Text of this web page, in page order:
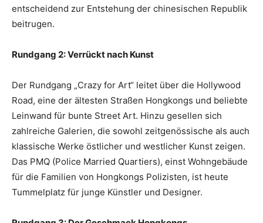
entscheidend zur Entstehung der chinesischen Republik
beitrugen.
Rundgang 2: Verrückt nach Kunst
Der Rundgang „Crazy for Art“ leitet über die Hollywood
Road, eine der ältesten Straßen Hongkongs und beliebte
Leinwand für bunte Street Art. Hinzu gesellen sich
zahlreiche Galerien, die sowohl zeitgenössische als auch
klassische Werke östlicher und westlicher Kunst zeigen.
Das PMQ (Police Married Quartiers), einst Wohngebäude
für die Familien von Hongkongs Polizisten, ist heute
Tummelplatz für junge Künstler und Designer.